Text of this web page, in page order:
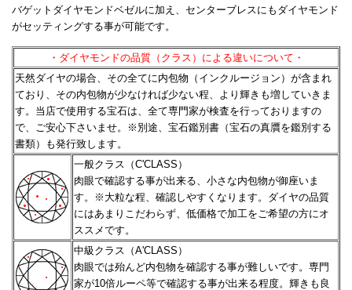
バゲットダイヤモンドベゼルに加え、センターブレスにもダイヤモンド
がセッティングする事が可能です。
・ダイヤモンドの品質（クラス）による違いについて・
天然ダイヤの場合、その全てに内包物（インクルージョン）が含まれ
ており、その内包物が少なければ少ない程、 より輝きも増していきま
す。当店で使用する宝石は、全て専門家が検査を行っておりますの
で、ご安心下さいませ。
※別途、宝石鑑別書（宝石の真贋を鑑別する
書類）も発行致します。
一般クラス（C'CLASS）
肉眼で確認する事が出来る、小さな内包物が御座いま
す。※大粒な程、確認しやすくなります。 ダイヤの品質
にはあまりこだわらず、低価格で加工をご希望の方にオ
ススメです。
中級クラス（A'CLASS）
肉眼では殆んど内包物を確認する事が難しいです。専門
家が10倍ルーペ等で確認する事が出来る程度。 輝きも良